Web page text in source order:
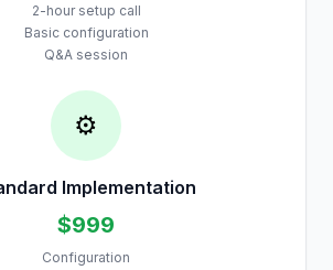
2-hour setup call
Basic configuration
Q&A session
⚙️
Implementation
$999
Configuration